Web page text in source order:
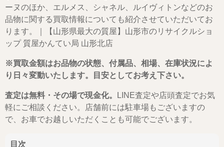
ーヌのほか、エルメス、シャネル、ルイヴィトンなどのお
品物に関する買取情報についても紹介させていただいてお
ります。｜【山形県最大の質屋】山形市のリサイクルショ
ップ 質屋かんてい局 山形北店
※買取金額はお品物の状態、付属品、相場、在庫状況によ
り日々変動いたします。目安としてお考え下さい。
査定は無料・その場で現金化。
LINE査定や店頭査定でお気
軽にご相談ください。店舗前には駐車場もございますの
で、お車でお越しいただくことも可能でございます。
目次